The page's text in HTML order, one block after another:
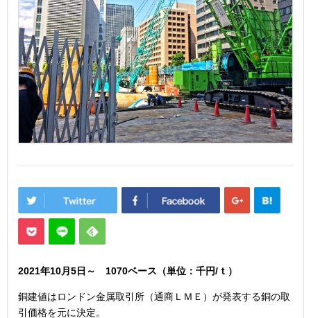
2021年10月5日 ～ 1070ベース（単位：千円/ｔ）
銅建値はロンドン金属取引所（通商ＬＭＥ）が発表する銅の取
引価格を元に決定。